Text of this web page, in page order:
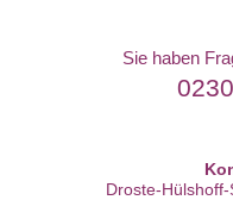
Sie haben
Droste-